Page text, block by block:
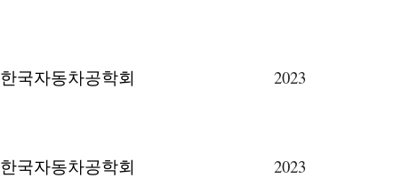
한국자동차공학회 2023
한국자동차공학회 2023